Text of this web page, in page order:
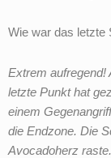
Wie war das letzte
Extrem aufregend!
letzte Punkt hat
einem
die Endzone. Die
Avocadoherz